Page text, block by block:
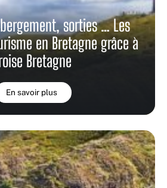
sorties … Les
en Bretagne grâce à
Bretagne
En savoir plus